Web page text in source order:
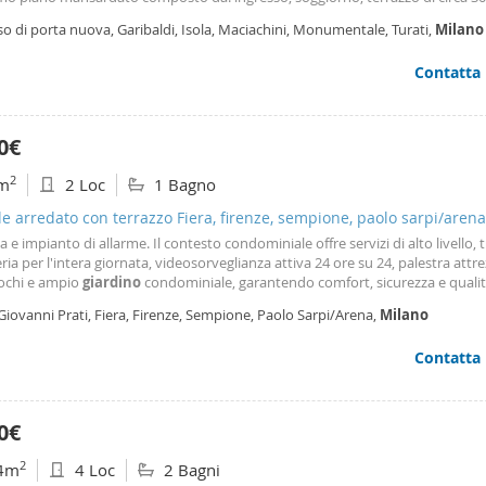
Tapparelle elettriche. Appartamento con doppia esposizione est-
In ottime condizioni interne. Prevalentemente arredato. Canone mensile di
Spese condominiali mensili comprensive di riscaldamento mix a pannelli ed a
ed acqua calda entrambi centralizzati e comprensive anche delle spese
salvo conguaglio. Già disponibile. Adatto a chi si voglia godere il relax anche
rinnovato ed è dotato di pavimentazione in parquet ed aria
Disponibile alla locazione. Canone di locazione annuo € 24. 000,00 oltre
di porta nuova, Garibaldi, Isola, Maciachini, Monumentale, Turati, Milano
Contatta
2 2 Loc 1 Bagno
arredato con terrazzo Fiera, firenze, sempione, paolo sarpi/arena
e impianto di allarme. Il contesto condominiale offre servizi di alto livello,
per l'intera giornata, videosorveglianza attiva 24 ore su 24, palestra
e ampio giardinocondominiale, garantendo comfort, sicurezza e
b – 100 kwh m² anno.
Prati, Fiera, Firenze, Sempione, Paolo Sarpi/Arena, Milano
Contatta
2 4 Loc 2 Bagni